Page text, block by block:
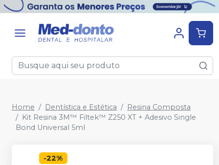
Home Dentística e Estética
Resina Composta
Kit Resina 3M™ Filtek™ Z250 XT + Adesivo Single
Bond Universal 5ml
-22%